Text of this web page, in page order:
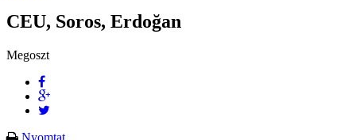
CEU, Soros, Erdoğan
Megoszt
Nyomtat